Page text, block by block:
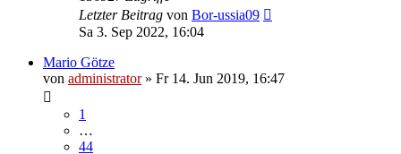
Letzter Beitrag von Bor-ussia09
Sa 3. Sep 2022, 16:04
Mario Götze
von administrator» Fr 14. Jun 2019, 16:47
1
…
44